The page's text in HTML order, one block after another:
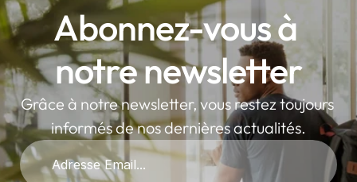
Abonnez-vous à
notre newsletter
Grâce à notre newsletter, vous restez toujours
informés de nos dernières actualités.